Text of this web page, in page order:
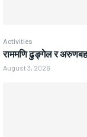
Activities
राममणि ढुङ्गेल र
August 3, 2026